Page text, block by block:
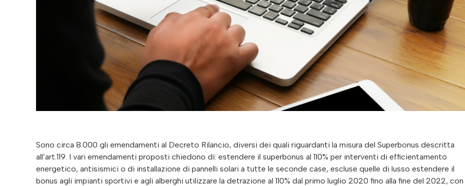
Sono circa 8.000 gli emendamenti al Decreto Rilancio, diversi dei quali riguardanti la misura del Superbonus descritta
all’art.119. I vari emendamenti proposti chiedono di: estendere il superbonus al 110% per interventi di efficientamento
energetico, antisismici o di installazione di pannelli solari a tutte le seconde case, escluse quelle di lusso estendere il
bonus agli impianti sportivi e agli alberghi utilizzare la detrazione al 110% dal primo luglio 2020 fino alla fine del 2022, con